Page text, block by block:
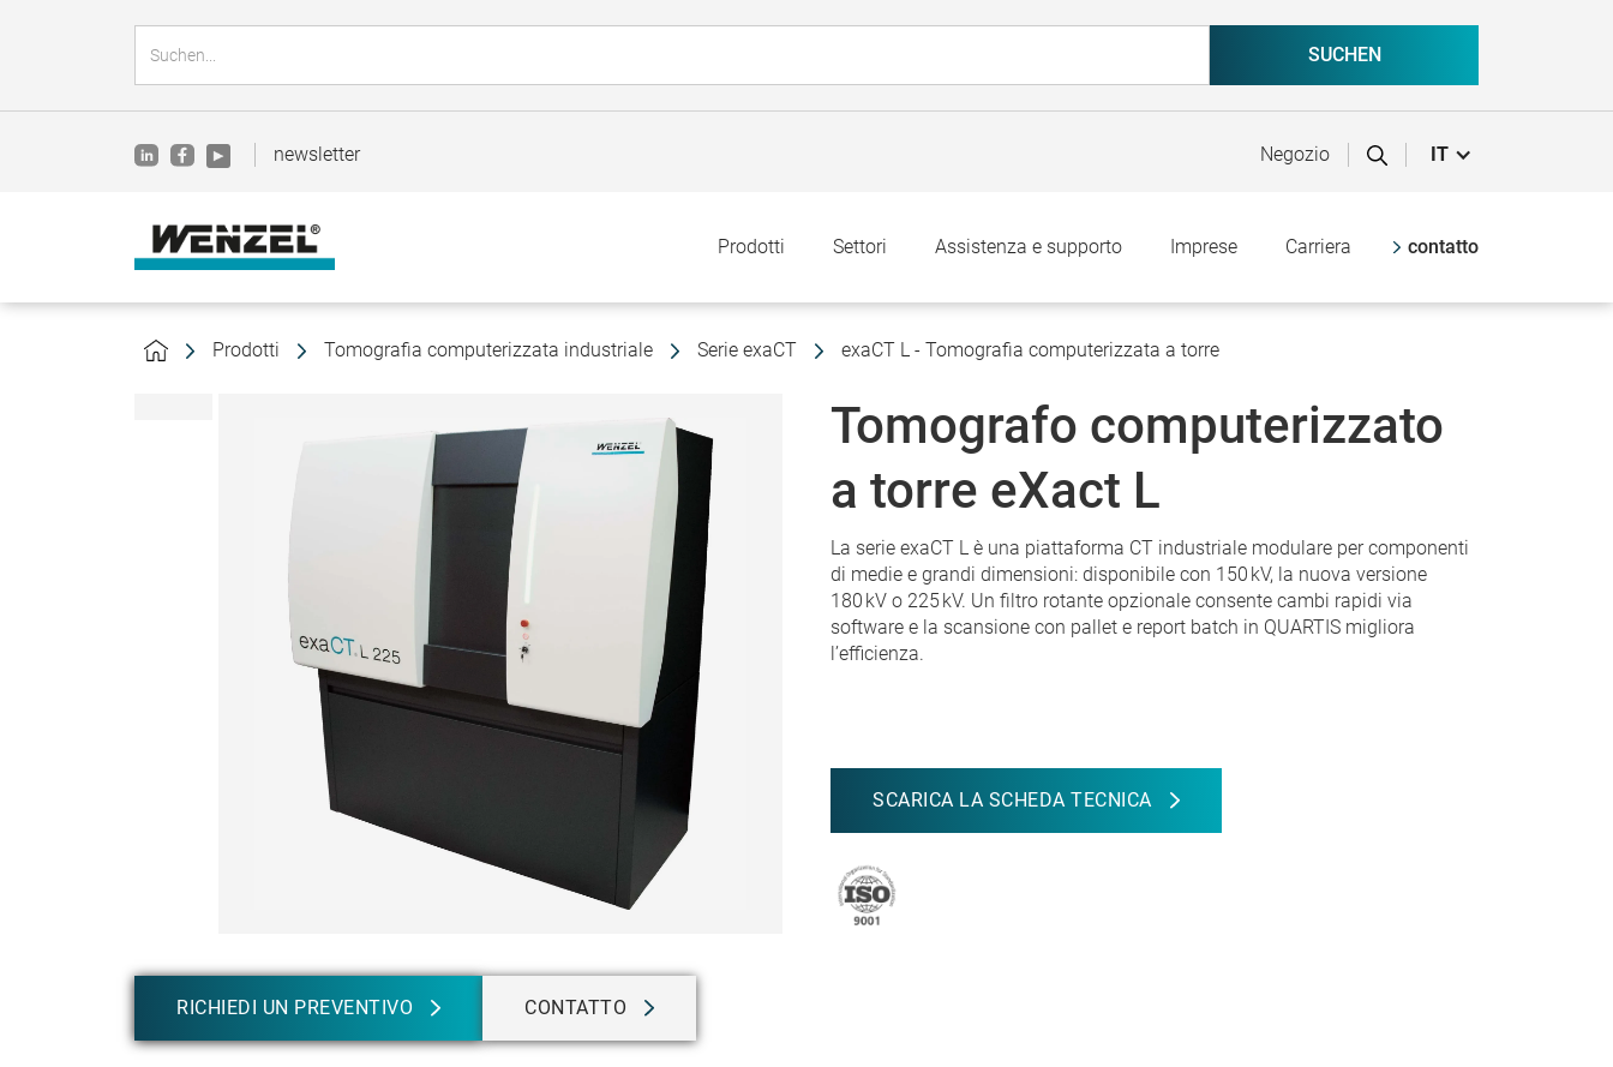
newsletter Negozio IT
Prodotti Settori Assistenza e supporto Imprese Carriera contatto
Prodotti Tomografia computerizzata industriale Serie exaCT exaCT L - Tomografia computerizzata a torre
Tomografo computerizzato
a torre eXact L
La serie exaCT L è una piattaforma CT industriale modulare per componenti
di medie e grandi dimensioni: disponibile con 150 kV, la nuova versione
180 kV o 225 kV. Un filtro rotante opzionale consente cambi rapidi via
software e la scansione con pallet e report batch in QUARTIS migliora
l’efficienza.
SCARICA LA SCHEDA TECNICA
RICHIEDI UN PREVENTIVO CONTATTO